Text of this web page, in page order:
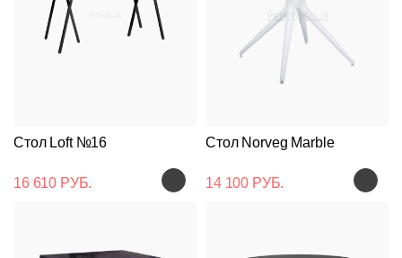
Стол Loft №16
16 610 РУБ.
Стол Norveg Marble
14 100 РУБ.